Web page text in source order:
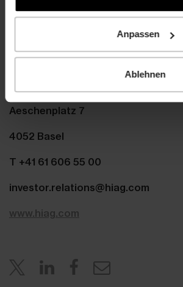
Anpassen
Ablehnen
Martin Durchschlag
Chief Executive Officer
martin.durchschlag@hiag.com
Aeschenplatz 7
4052 Basel
T +41 61 606 55 00
investor.relations@hiag.com
www.hiag.com